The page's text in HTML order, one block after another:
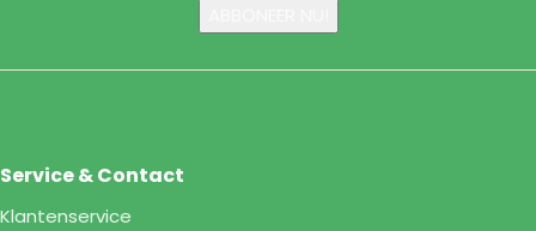
Service & Contact
Klantenservice